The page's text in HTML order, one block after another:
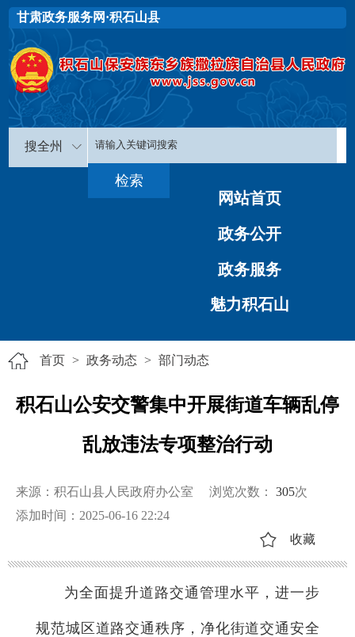
甘肃政务服务网·积石山县
搜全州
网站首页
政务公开
政务服务
魅力积石山
首页 > 政务动态 > 部门动态
积石山公安交警集中开展街道车辆乱停
乱放违法专项整治行动
来源：积石山县人民政府办公室 浏览次数： 305次
添加时间：2025-06-16 22:24
收藏
为全面提升道路交通管理水平，进一步
规范城区道路交通秩序，净化街道交通安全